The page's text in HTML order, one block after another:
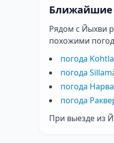
Ближайшие
Рядом с Йыхви
похожими
погода
погода
погода Нарва
погода
При выезде из